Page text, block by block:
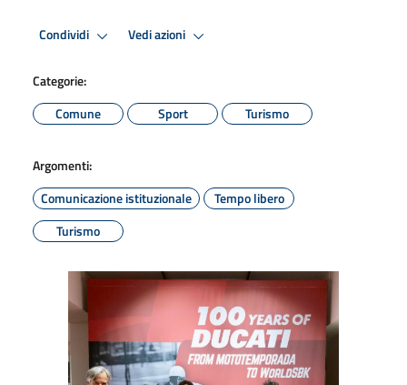
Condividi Vedi azioni
Categorie:
Comune
Sport Turismo
Argomenti:
Comunicazione istituzionale
Tempo libero
Turismo